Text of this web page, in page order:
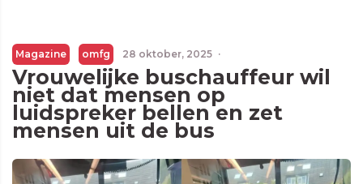
Magazine omfg 28 oktober, 2025 ·
Vrouwelijke buschauffeur wil
niet dat mensen op
luidspreker bellen en zet
mensen uit de bus